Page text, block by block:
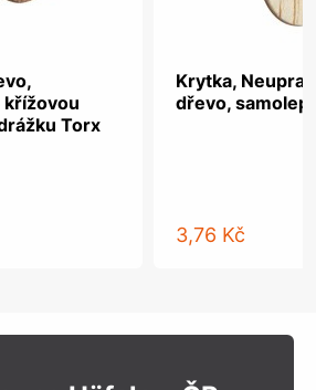
křížovou
Torx
Krytka,
dřevo,
3,76 Kč